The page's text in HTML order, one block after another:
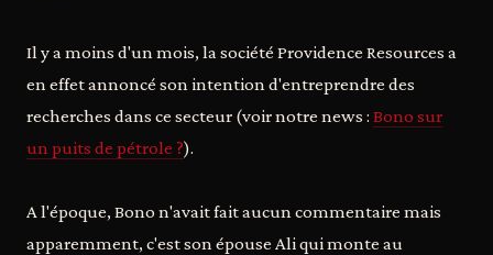
Il y a moins d'un mois, la société Providence Resources a
en effet annoncé son intention d'entreprendre des
recherches dans ce secteur (voir notre news : Bono sur
un puits de pétrole ?).
A l'époque, Bono n'avait fait aucun commentaire mais
apparemment, c'est son épouse Ali qui monte au